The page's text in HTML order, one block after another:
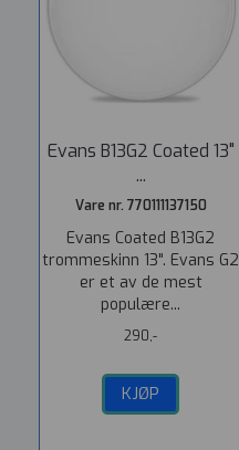
Evans B13G2 Coated 13"
...
Vare nr. 770111137150
Evans Coated B13G2
trommeskinn 13". Evans G2
er et av de mest
populære...
290,-
KJØP